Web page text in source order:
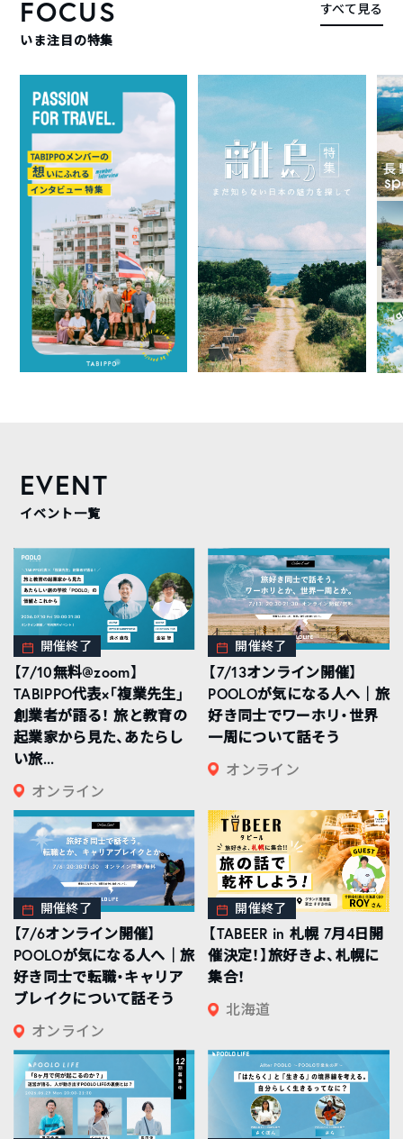
FOCUS
いま注目の特集
すべて見る
EVENT
イベント一覧
開催終了
【7/10無料@zoom】
TABIPPO代表×「複業先生」
創業者が語る！ 旅と教育の
起業家から見た、あたらし
い旅...
オンライン
開催終了
【7/13オンライン開催】
POOLOが気になる人へ｜旅
好き同士でワーホリ・世界
一周について話そう
オンライン
開催終了
【7/6オンライン開催】
POOLOが気になる人へ｜旅
好き同士で転職・キャリア
ブレイクについて話そう
オンライン
開催終了
【TABEER in 札幌 7月4日開
催決定！】旅好きよ、札幌に
集合！
北海道